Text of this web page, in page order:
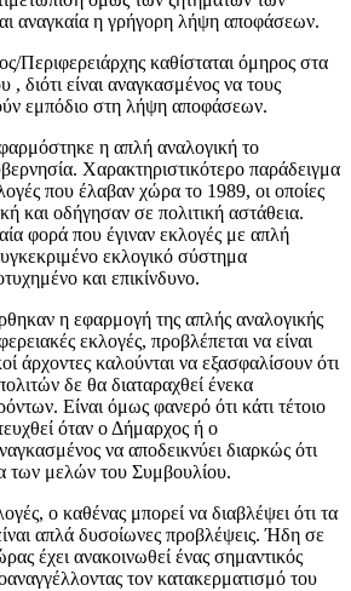
αναγκαία η γρήγορη λήψη αποφάσεων.
Περιφερειάρχης καθίσταται όμηρος στα
, διότι είναι αναγκασμένος να τους
εμπόδιο στη λήψη αποφάσεων.
η απλή αναλογική το
Χαρακτηριστικότερο παράδειγμα
που έλαβαν χώρα το 1989, οι οποίες
και οδήγησαν σε πολιτική αστάθεια.
φορά που έγιναν εκλογές με απλή
εκλογικό σύστημα
και επικίνδυνο.
η εφαρμογή της απλής αναλογικής
εκλογές, προβλέπεται να είναι
άρχοντες καλούνται να εξασφαλίσουν ότι
δε θα διαταραχθεί ένεκα
Είναι όμως φανερό ότι κάτι τέτοιο
όταν ο Δήμαρχος ή ο
να αποδεικνύει διαρκώς ότι
των μελών του Συμβουλίου.
ο καθένας μπορεί να διαβλέψει ότι τα
απλά δυσοίωνες προβλέψεις. Ήδη σε
έχει ανακοινωθεί ένας σημαντικός
τον κατακερματισμό του